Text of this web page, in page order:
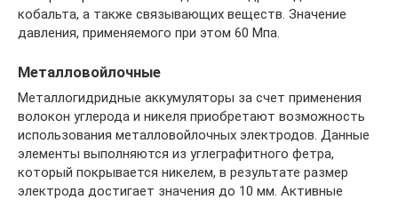
кобальта, а также связывающих веществ. Значение
давления, применяемого при этом 60 Мпа.
Металловойлочные
Металлогидридные аккумуляторы за счет применения
волокон углерода и никеля приобретают возможность
использования металловойлочных электродов. Данные
элементы выполняются из углеграфитного фетра,
который покрывается никелем, в результате размер
электрода достигает значения до 10 мм. Активные